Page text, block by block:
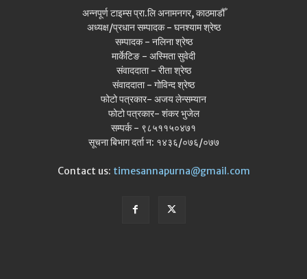
अन्नपूर्ण टाइम्स प्रा.लि अनामनगर, काठमाडौँ
अध्यक्ष/प्रधान सम्पादक - घनश्याम श्रेष्ठ
सम्पादक - नलिना श्रेष्ठ
मार्केटिङ - अस्मिता सुवेदी
संवाददाता - रीता श्रेष्ठ
संवाददाता - गोविन्द श्रेष्ठ
फोटो पत्रकार- अजय लेन्सम्यान
फोटो पत्रकार- शंकर भुजेल
सम्पर्क - ९८५११५०४७१
सूचना बिभाग दर्ता न: १४३६/०७६/०७७
Contact us: timesannapurna@gmail.com